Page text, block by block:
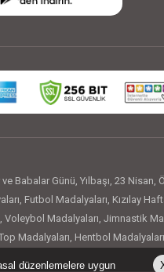
Babalar Günü, Yılbaşı, 23 Nisan,
, Futbol Madalyaları, Kızılay
, Voleybol Madalyaları, Jimnastik
Madalyaları, Hentbol Madalyaları
düzenlemelere uygun